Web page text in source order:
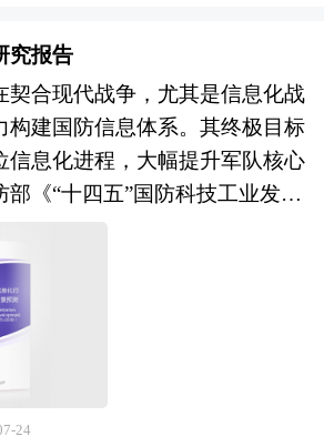
是分层的，上到世界下到企
战略问题。中美关系怎么处理？
？那就叫国际战略、世界战略。
盟、东盟、中亚、OPEC，那叫
八大报告，那叫国家发展战略。
海经济区，东北振兴、中部崛
战略，还有省域战略，市域战
战略，集团战略、组织战略。一
没有明确的战略定位，它没有明
就走不下去，它的经济发展就一
去看，经济相对的很热很热。到
的很冷很冷，为什么差别这么
年中国工业AI核心产业规模已
中智能质检、预测性维护、生产
份额。当“机器换人”进入“AI
数字孪生”重构生产流程，工业
级为“制造大脑”。中研普华预
市场规模将突破1.48万亿元。但
海中，真正的掘金机会属于那些
位应用场景、破解数据密码的资
询报告由中研普华咨询公司领
密的市场调研基础上，主要依据
商务部、国家发改委、国家经
化和高端化趋势促使企业不断
跨境电商平台的用户体验和服务
键。未来，跨境电子商务行业将
绿色化和高效化的方向发展。在
子商务将与人工智能、大数据、
深度融合，实现更加精准的市场
务。在市场格局方面，随着全球
子商务行业的国际竞争将更加激
不断提升自身的技术水平和创新
际市场，提升国际竞争力。同
的增强，绿色物流和可持续发展
展方向。 本研究咨询报告由
究报告
契合现代战争，尤其是信息化战
构建国防信息体系。其终极目标
信息化进程，大幅提升军队核心
《“十四五”国防科技工业发展
防科技工业转型升级的关键路
网络技术、人工智能、大数据、
技手段，深度融入国防和军队现
节。 在实际运作中，军工信息
，实现武器装备智能化、作战指
高效化以及后勤保障精准化。
24